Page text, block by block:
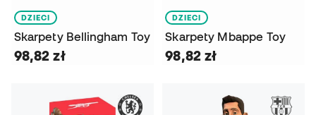
DZIECI
Skarpety Bellingham Toy
98,82 zł
DZIECI
Skarpety Mbappe Toy
98,82 zł